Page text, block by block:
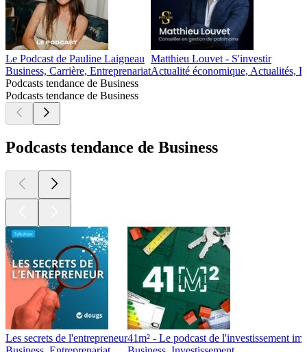
Le Podcast de Pauline Laigneau
Business, Carrière, Entreprenariat
Matthieu Louvet - S'investir
Actualité économique, Actualités,
Podcasts tendance de Business
Podcasts tendance de Business
Podcasts tendance de Business
Les secrets de l'entrepreneur41m² - Le podcast de l'investissement